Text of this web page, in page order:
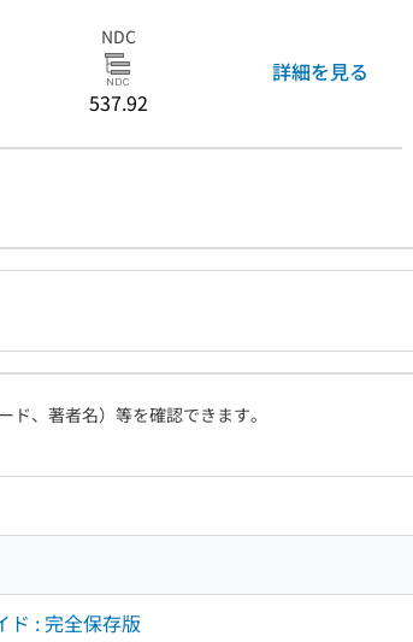
NDC
537.92
詳細を見る
、著者名）等を確認できます。
ド : 完全保存版